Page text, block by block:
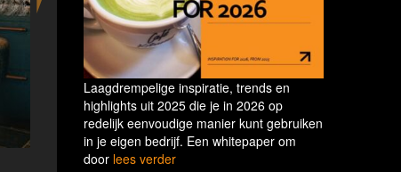
Laagdrempelige inspiratie, trends en
highlights uit 2025 die je in 2026 op
redelijk eenvoudige manier kunt gebruiken
in je eigen bedrijf. Een whitepaper om
door lees verder